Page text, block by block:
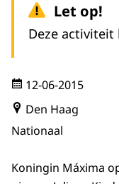
Let op!
Deze activiteit
12-06-2015
Den Haag
Nationaal
Koningin Máxima